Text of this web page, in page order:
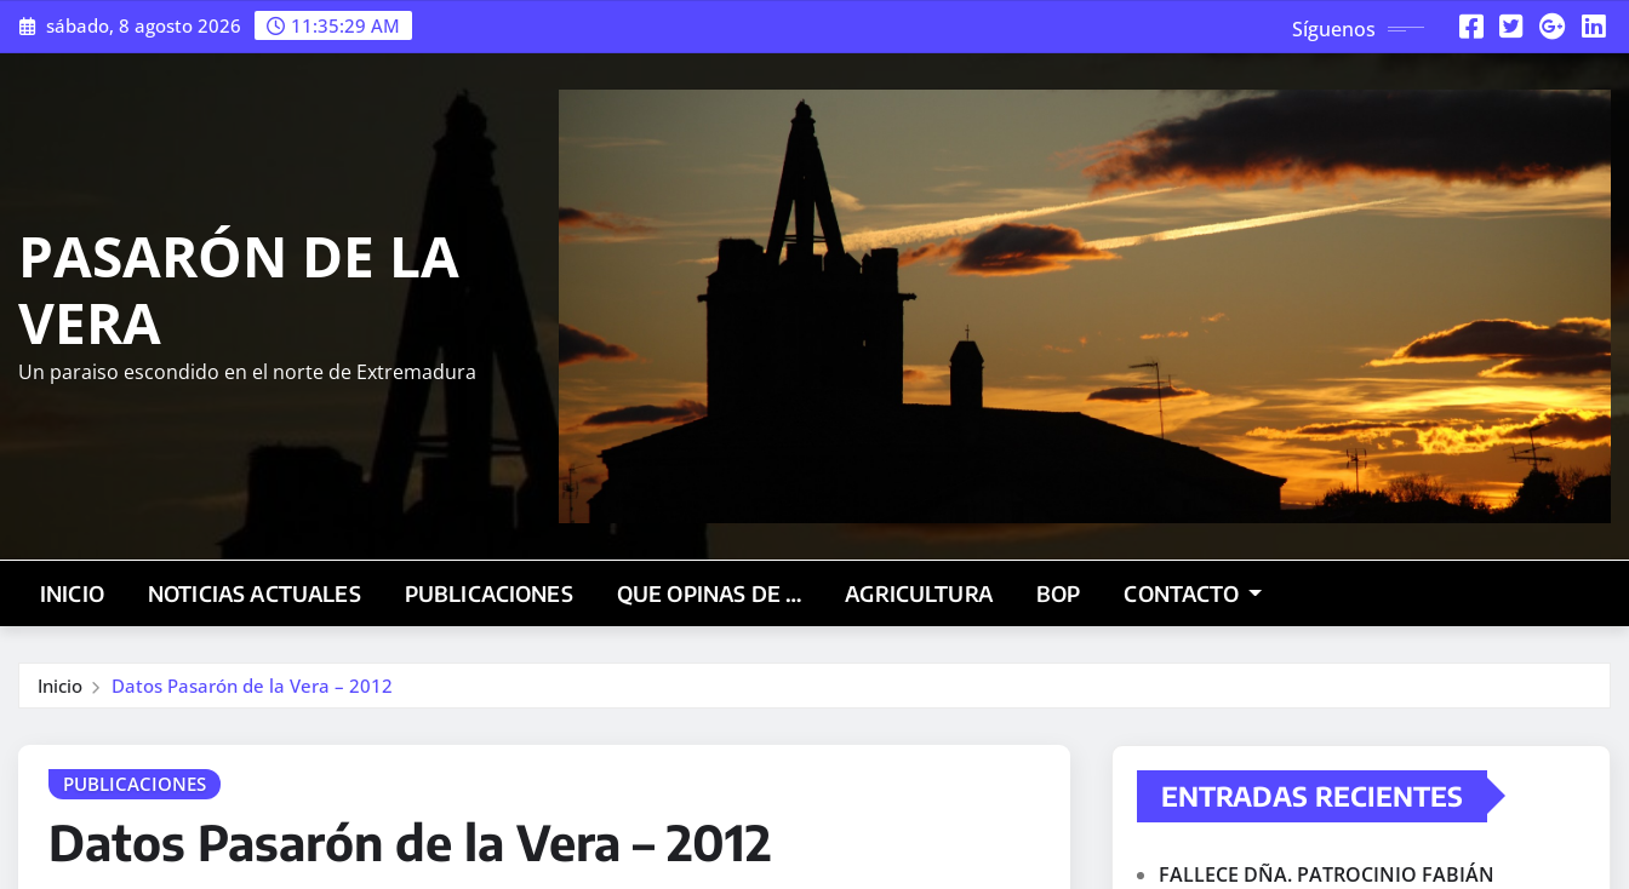
Saltar
al
sábado, 8 agosto 2026 11:35:30 AM Síguenos
PASARÓN DE LA
VERA
Un paraiso escondido en el norte de Extremadura
INICIO NOTICIAS ACTUALES PUBLICACIONES QUE OPINAS DE … AGRICULTURA BOP CONTACTO
Inicio Datos Pasarón de la Vera – 2012
PUBLICACIONES
Datos Pasarón de la Vera – 2012
ENTRADAS RECIENTES
FALLECE DÑA. PATROCINIO FABIÁN